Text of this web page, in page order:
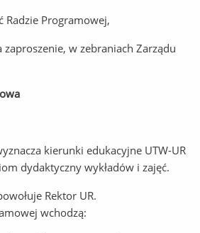
Programowej,
w zebraniach Zarządu
kierunki edukacyjne UTW-UR
dydaktyczny wykładów i zajęć.
Rektor UR.
wchodzą: